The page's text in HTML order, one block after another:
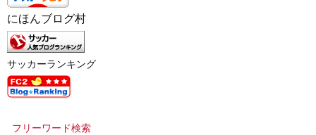
にほんブログ村
サッカーランキング
フリーワード検索